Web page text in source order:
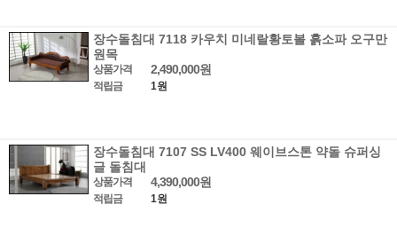
장수돌침대 7118 카우치 미네랄황토볼 흙소파 오구만
원목
상품가격 2,490,000원
적립금 1원
장수돌침대 7107 SS LV400 웨이브스톤 약돌 슈퍼싱
글 돌침대
상품가격 4,390,000원
적립금 1원